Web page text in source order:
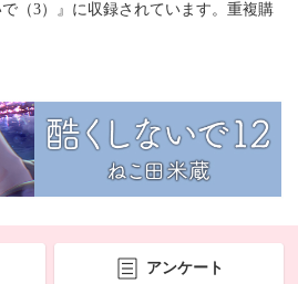
（3）』に収録されています。重複購
アンケート